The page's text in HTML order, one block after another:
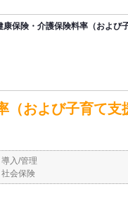
康保険・介護保険料率（および
（および子育て
導入/管理
社会保険